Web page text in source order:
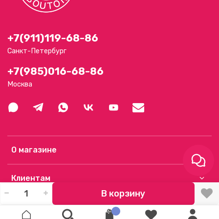
В корзину
О магазине
Клиентам
+7(911)119-68-86
Санкт-Петербург
+7(985)016-68-86
Москва